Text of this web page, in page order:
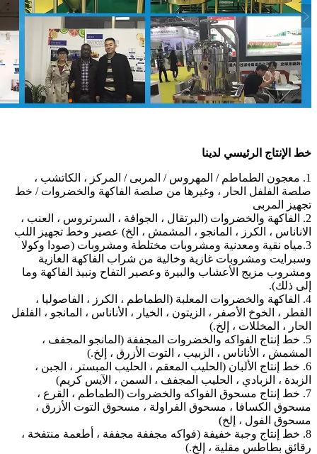
خط الإنتاج الرئيسي لدينا
1. معجون الطماطم / المهروس / المربى / المركز ، الكاتشب ،
صلصة الفلفل الحار ، وغيرها من صلصة الفاكهة والخضروات / خط
تجهيز المربى
2. الفاكهة والخضروات (البرتقال ، الجوافة ، السرتروس ، العنب ،
الاناناس ، الكرز ، المانجو ، المشمش ، الخ) عصير وخط تجهيز اللب
3.مياه نقية ومعدنية ومشروبات مختلطة ومشروبات (صودا وكولا
وسبرايت ومشروبات غازية وخالية من شراب الفاكهة الغازية
ومشروب مزيج الأعشاب والبيرة وعصير التفاح ونبيذ الفاكهة وما
إلى ذلك).
4. الفاكهة والخضروات المعلبة (الطماطم ، الكرز ، الفاصوليا ،
الفطر ، الخوخ الأصفر ، الزيتون ، الخيار ، الأناناس ، المانجو ، الفلفل
الحار ، المخللات ، إلخ.)
5. خط إنتاج الفواكه والخضروات المجففة (المانجو المجفف ،
المشمش ، الأناناس ، الزبيب ، التوت الأزرق ، إلخ.)
6. خط إنتاج الألبان (الحليب المعقم ، الحليب المبستر ، الجبن ،
الزبدة ، الزبادي ، الحليب المجفف ، السمن ، الآيس كريم)
7. خط إنتاج مسحوق الفواكه والخضروات (الطماطم ، القرع ،
مسحوق الكسافا ، مسحوق الفراولة ، مسحوق التوت الأزرق ،
مسحوق الفول ، إلخ)
8. خط إنتاج وجبة خفيفة (فواكه مجففة مجففة ، أطعمة منتفخة ،
رقائق بطاطس مقلية ، إلخ.)